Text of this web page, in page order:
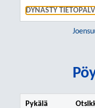
DYNASTY
Pykälä